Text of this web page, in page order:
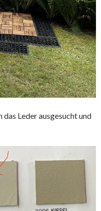
Leder ausgesucht und